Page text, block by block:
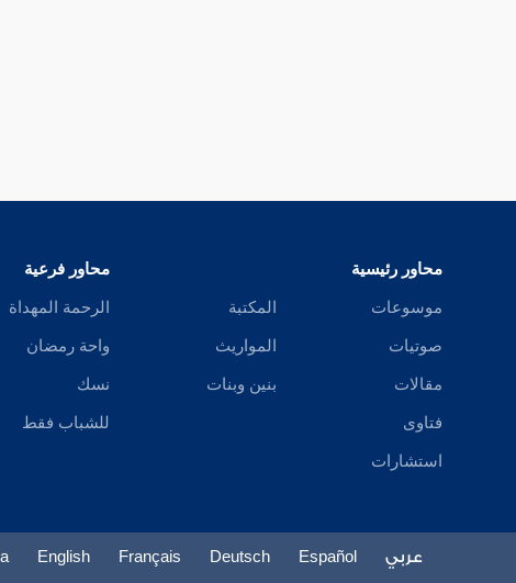
محاور رئيسية
موسوعات
صوتيات
مقالات
فتاوى
استشارات
المكتبة
المواريث
بنين وبنات
محاور فرعية
الرحمة المهداة
واحة رمضان
نسك
للشباب فقط
عربي Español
Deutsch
Français
English